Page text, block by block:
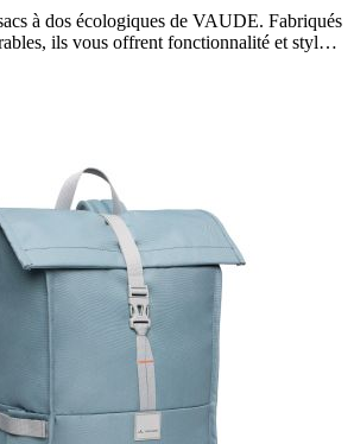
à dos écologiques de VAUDE. Fabriqués
ils vous offrent fonctionnalité et style -